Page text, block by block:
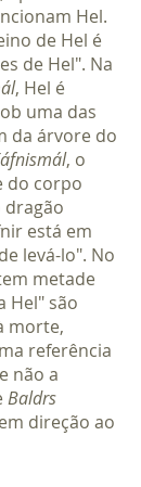
Hel.
de Hel é
de Hel". Na
, Hel é
uma das
da árvore do
, o
do corpo
está em
levá-lo". No
metade
Hel" são
morte,
referência
não a
Baldrs
direção ao